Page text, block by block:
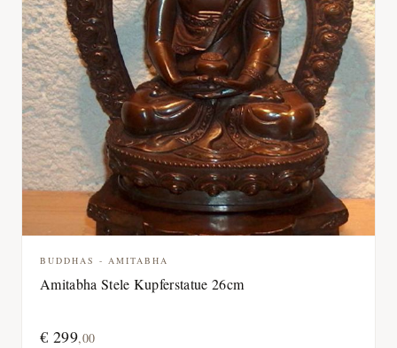
BUDDHAS - AMITABHA
Amitabha Stele Kupferstatue 26cm
€ 299,00